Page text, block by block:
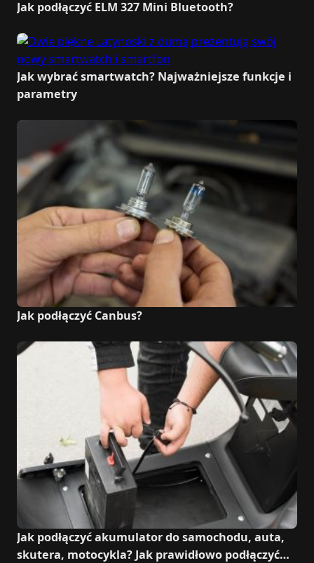
Jak podłączyć ELM 327 Mini Bluetooth?
Jak wybrać smartwatch? Najważniejsze funkcje i
parametry
Jak podłączyć Canbus?
Jak podłączyć akumulator do samochodu, auta,
skutera, motocykla? Jak prawidłowo podłączyć